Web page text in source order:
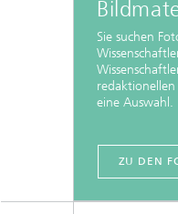
Sie suchen
eine Auswahl.
ZU DEN